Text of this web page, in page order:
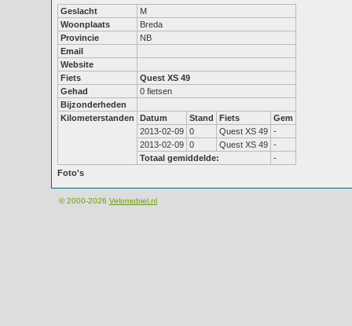
Geslacht
M
Woonplaats
Breda
Provincie
NB
Email
Website
Fiets
Quest XS 49
Gehad
0 fietsen
Bijzonderheden
Kilometerstanden
Datum Stand Fiets
Gem
2013-02-09 0 Quest XS 49 -
2013-02-09 0 Quest XS 49 -
Totaal gemiddelde:
-
Foto's
© 2000-2026 Velomobiel.nl